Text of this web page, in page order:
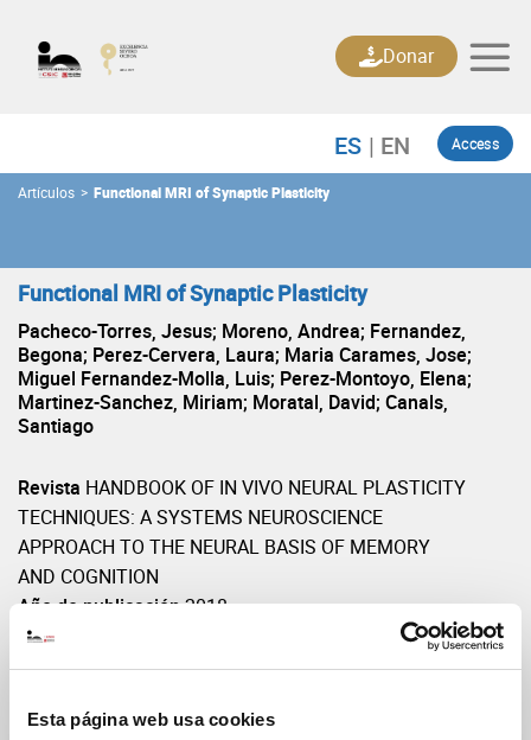
Esta página web usa cookies
content
Access
Donar
Artículos > Functional MRI of Synaptic Plasticity
Functional MRI of Synaptic Plasticity
Pacheco-Torres, Jesus; Moreno, Andrea; Fernandez,
Begona; Perez-Cervera, Laura; Maria Carames, Jose;
Miguel Fernandez-Molla, Luis; Perez-Montoyo, Elena;
Martinez-Sanchez, Miriam; Moratal, David; Canals,
Santiago
Revista HANDBOOK OF IN VIVO NEURAL PLASTICITY
TECHNIQUES: A SYSTEMS NEUROSCIENCE
APPROACH TO THE NEURAL BASIS OF MEMORY
AND COGNITION
Año de publicación2018
Volumen: Páginas(inicio-fin)
DOIhttps://doi.org/10.1016/B978-0-12-812028-